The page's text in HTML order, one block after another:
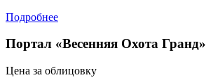
Подробнее
Портал «Весенняя Охота Гранд»
Цена за облицовку